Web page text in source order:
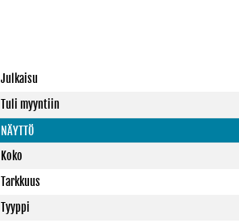
Julkaisu
Tuli myyntiin
NÄYTTÖ
Koko
Tarkkuus
Tyyppi